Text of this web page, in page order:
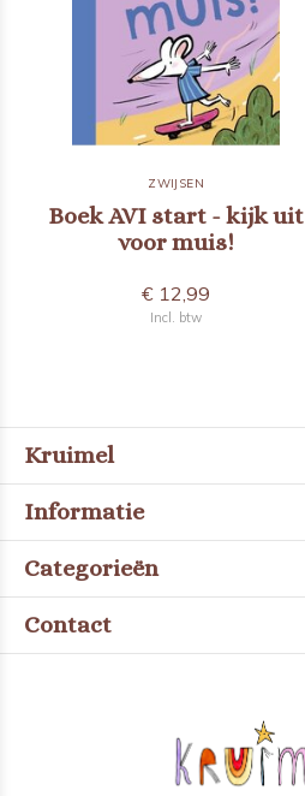
ZWIJSEN
Boek AVI start - kijk uit
voor muis!
€ 12,99
Incl. btw
Kruimel
Informatie
Categorieën
Contact